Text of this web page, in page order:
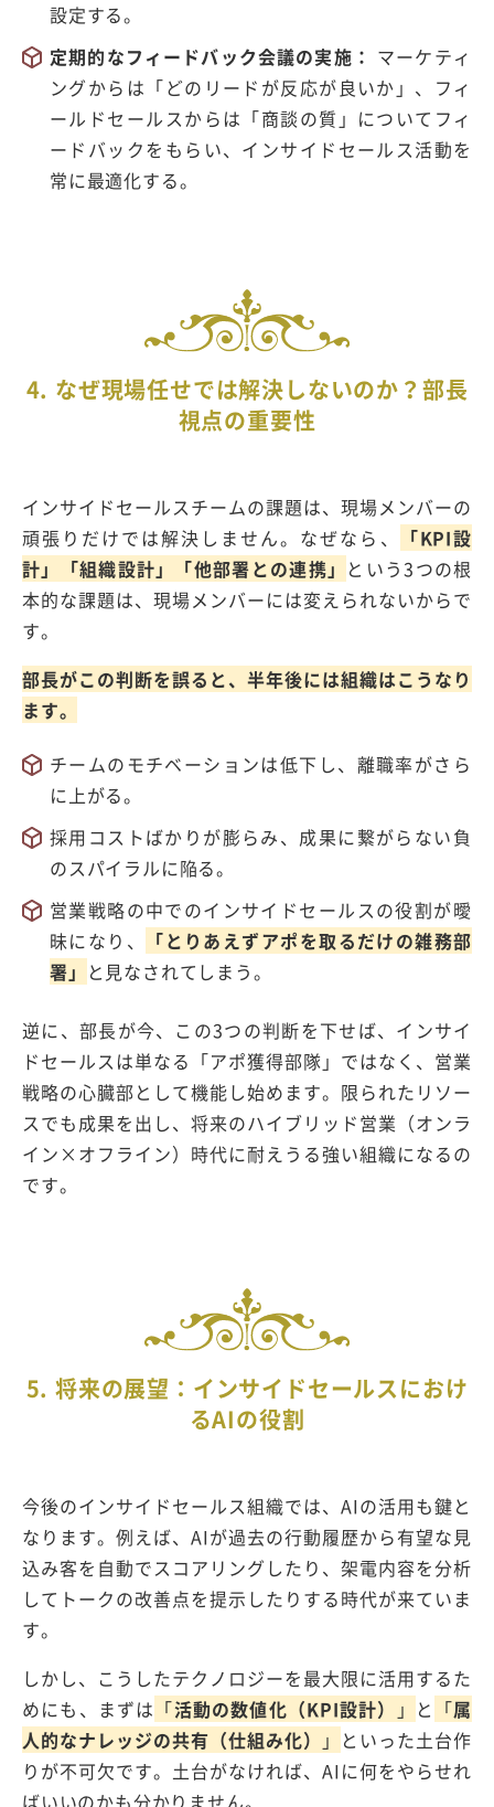
設定する。
定期的なフィードバック会議の実施： マーケティ
ングからは「どのリードが反応が良いか」、フィ
ールドセールスからは「商談の質」についてフィ
ードバックをもらい、インサイドセールス活動を
常に最適化する。
4. なぜ現場任せでは解決しないのか？部長
視点の重要性
インサイドセールスチームの課題は、現場メンバーの
頑張りだけでは解決しません。なぜなら、
「KPI設
計」「組織設計」「他部署との連携」 という3つの根
本的な課題は、現場メンバーには変えられないからで
す。
部長がこの判断を誤ると、半年後には組織はこうなり
ます。
チームのモチベーションは低下し、離職率がさら
に上がる。
採用コストばかりが膨らみ、成果に繋がらない負
のスパイラルに陥る。
営業戦略の中でのインサイドセールスの役割が曖
昧になり、
「と りあえずアポを取るだけの雑務部
署」 と見なされてしまう。
逆に、部長が今、この3つの判断を下せば、インサイ
ドセールスは単なる「アポ獲得部隊」ではなく、営業
戦略の心臓部として機能し始めます。限られたリソー
スでも成果を出し、将来のハイブリッド営業（オンラ
イン × オフライン）時代に耐えうる強い組織になるの
です。
5. 将来の展望：インサイドセールスにおけ
るAIの役割
今後のインサイドセールス組織では、AIの活用も鍵と
なります。例えば、AIが過去の行動履歴から有望な見
込み客を自動でスコアリングしたり、架電内容を分析
してトークの改善点を提示したりする時代が来ていま
す。
しかし、こうしたテクノロジーを最大限に活用するた
めにも、まずは 「活動の数値化（KPI設計） 」 と 「属
人的なナレッジの共有（仕組み化）
」 といった土台作
りが不可欠です。土台がなければ、AI に何をやらせれ